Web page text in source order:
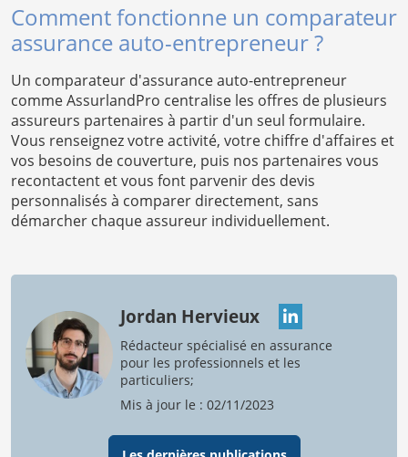
Comment fonctionne un comparateur
assurance auto-entrepreneur ?
Un comparateur d'assurance auto-entrepreneur
comme AssurlandPro centralise les offres de plusieurs
assureurs partenaires à partir d'un seul formulaire.
Vous renseignez votre activité, votre chiffre d'affaires et
vos besoins de couverture, puis nos partenaires vous
recontactent et vous font parvenir des devis
personnalisés à comparer directement, sans
démarcher chaque assureur individuellement.
Jordan Hervieux
Rédacteur spécialisé en assurance
pour les professionnels et les
particuliers;
Mis à jour le : 02/11/2023